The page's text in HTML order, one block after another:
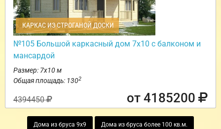
КАРКАС ИЗ СТРОГАНОЙ ДОСКИ
№105 Большой каркасный дом 7х10 с балконом и
мансардой
Размер: 7х10 м
Общая площадь: 1302
4394450 от 4185200
Дома из бруса 9х9 Дома из бруса более 100 кв.м.